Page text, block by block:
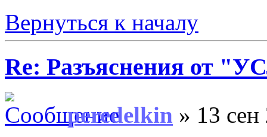
Вернуться к началу
Re: Разъяснения от
peredelkin » 13